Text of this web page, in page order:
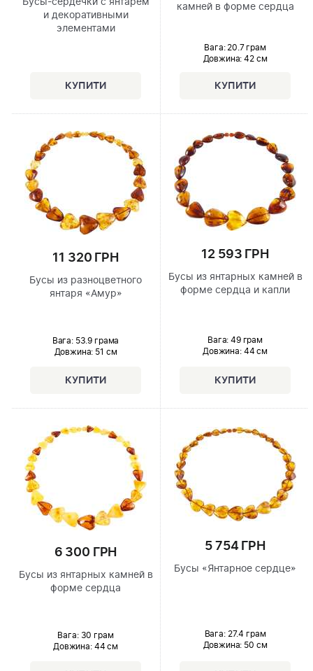
Бусы-сердечки с янтарем
и декоративными
элементами
камней в форме сердца
Вага: 20.7 грам
Довжина: 42 см
11 320 ГРН
Бусы из разноцветного
янтаря «Амур»
Вага: 53.9 грама
Довжина: 51 см
12 593 ГРН
Бусы из янтарных камней в
форме сердца и капли
Вага: 49 грам
Довжина:44 см
6 300 ГРН
Бусы из янтарных камней в
форме сердца
Вага: 30 грам
Довжина:44 см
5 754 ГРН
Бусы «Янтарное сердце»
Вага: 27.4 грам
Довжина: 50 см